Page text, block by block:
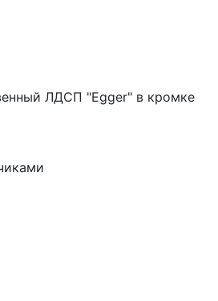
ЛДСП "Egger" в кромке